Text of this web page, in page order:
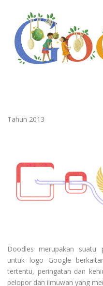
Tahun 2013
Doodles merupakan suatu
untuk logo Google
tertentu, peringatan dan
pelopor dan ilmuwan yang